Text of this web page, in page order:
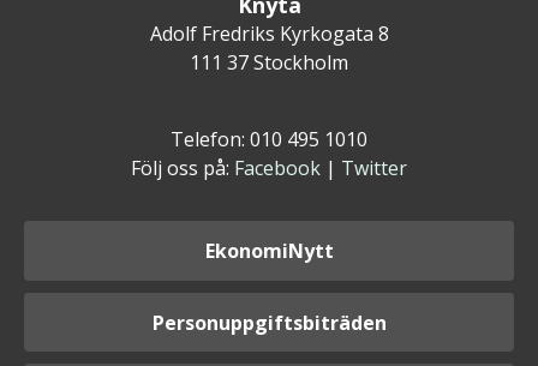
Adolf Fredriks Kyrkogata 8
111 37 Stockholm
Telefon: 010 495 1010
Följ oss på: Facebook | Twitter
EkonomiNytt
Personuppgiftsbiträden